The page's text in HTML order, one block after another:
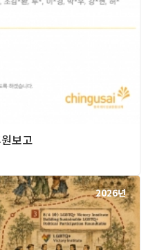
보고
2026년